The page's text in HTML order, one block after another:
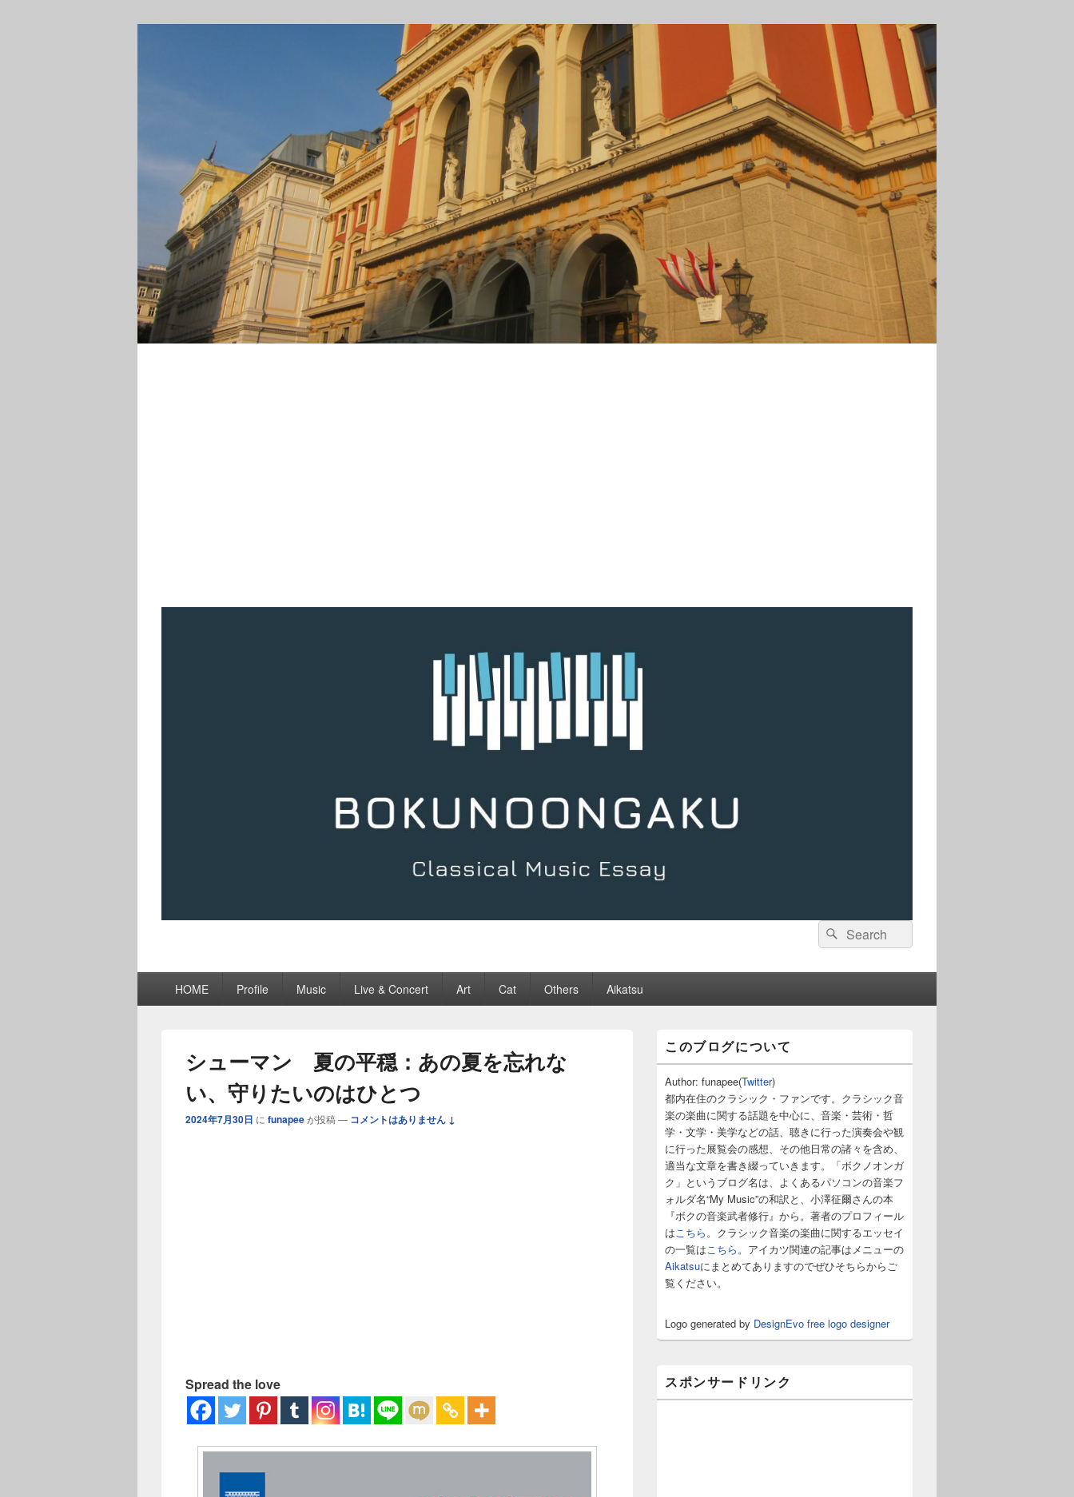
検
索:
検
索
HOME Profile Music Live & Concert Art Cat Others Aikatsu
シューマン 夏の平穏：あの夏を忘れな
い、守りたいのはひとつ
2024年7月30日 に funapeeが投稿 — コメントはありません ↓
Spread the love
ン
サ
イ
バ
ー
ウ
ィ
ジ
エ
リ
ア
このブログについて
Author: funapee(Twitter)
都内在住のクラシック・ファンです。クラシック音
楽の楽曲に関する話題を中心に、音楽・芸術・哲
学・文学・美学などの話、聴きに行った演奏会や観
に行った展覧会の感想、その他日常の諸々を含め、
適当な文章を書き綴っていきます。「ボクノオンガ
ク」というブログ名は、よくあるパソコンの音楽フ
ォルダ名“My Music”の和訳と、小澤征爾さんの本
『ボクの音楽武者修行』から。著者のプロフィール
は こちら 。クラシック音楽の楽曲に関するエッセイ
の一覧は こちら 。アイカツ関連の記事はメニューの
Aikatsuにまとめてありますのでぜひそちらからご
覧ください。
Logo generated by DesignEvo free logo designer
スポンサードリンク